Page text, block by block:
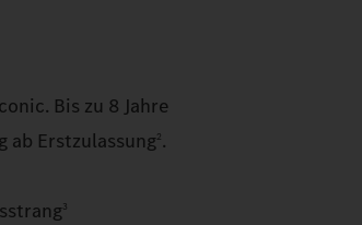
Bis zu 8 Jahre
ab Erstzulassung2.
3